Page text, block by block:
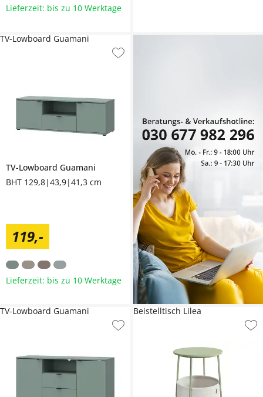
Lieferzeit: bis zu 10 Werktage
TV-Lowboard Guamani
BHT 129,8|43,9|41,3 cm
119,-
TV-Lowboard Guamani
Lieferzeit: bis zu 10 Werktage
TV-Lowboard Guamani Beistelltisch Lilea